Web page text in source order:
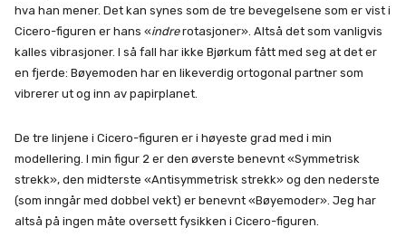
hva han mener. Det kan synes som de tre bevegelsene som er vist i
Cicero-figuren er hans «indrerotasjoner». Altså det som vanligvis
kalles vibrasjoner. I så fall har ikke Bjørkum fått med seg at det er
en fjerde: Bøyemoden har en likeverdig ortogonal partner som
vibrerer ut og inn av papirplanet.
De tre linjene i Cicero-figuren er i høyeste grad med i min
modellering. I min figur 2 er den øverste benevnt «Symmetrisk
strekk», den midterste «Antisymmetrisk strekk» og den nederste
(som inngår med dobbel vekt) er benevnt «Bøyemoder». Jeg har
altså på ingen måte oversett fysikken i Cicero-figuren.